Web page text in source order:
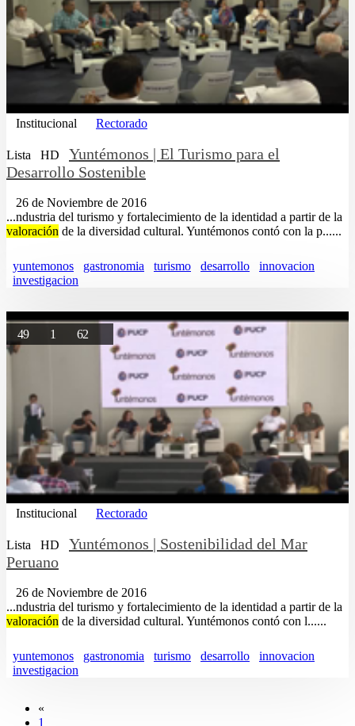
Institucional Rectorado
Lista HD
Yuntémonos | El Turismo para el
Desarrollo Sostenible
26 de Noviembre de 2016
...ndustria del turismo y fortalecimiento de la identidad a partir de la
valoración de la diversidad cultural. Yuntémonos contó con la p......
yuntemonos gastronomia turismo desarrollo
innovacion
investigacion
49 1 62
Institucional Rectorado
Lista HD
Yuntémonos | Sostenibilidad del Mar
Peruano
26 de Noviembre de 2016
...ndustria del turismo y fortalecimiento de la identidad a partir de la
valoración de la diversidad cultural. Yuntémonos contó con l......
yuntemonos gastronomia turismo desarrollo
innovacion
investigacion
«
1